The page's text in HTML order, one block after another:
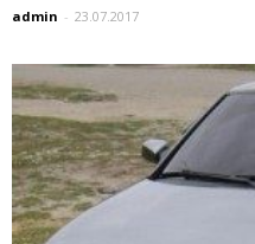
admin - 23.07.2017